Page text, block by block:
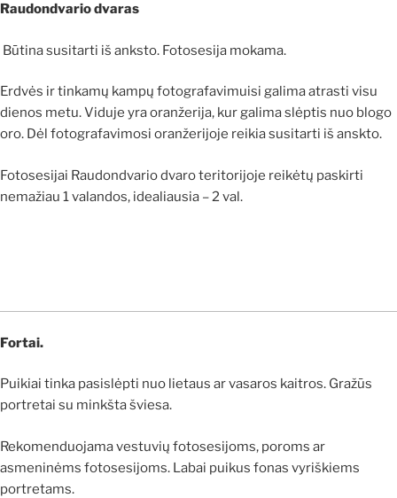
Raudondvario dvaras
Būtina susitarti iš anksto. Fotosesija mokama.
Erdvės ir tinkamų kampų fotografavimuisi galima atrasti visu
dienos metu. Viduje yra oranžerija, kur galima slėptis nuo blogo
oro. Dėl fotografavimosi oranžerijoje reikia susitarti iš anskto.
Fotosesijai Raudondvario dvaro teritorijoje reikėtų paskirti
nemažiau 1 valandos, idealiausia – 2 val.
Fortai.
Puikiai tinka pasislėpti nuo lietaus ar vasaros kaitros. Gražūs
portretai su minkšta šviesa.
Rekomenduojama vestuvių fotosesijoms, poroms ar
asmeninėms fotosesijoms. Labai puikus fonas vyriškiems
portretams.